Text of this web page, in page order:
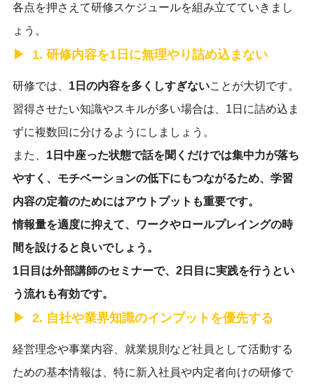
各点を押さえて研修スケジュールを組み立てていきまし
ょう。
1. 研修内容を1日に無理やり詰め込まない
研修では、 1日の内容を多くしすぎないことが大切です。
習得させたい知識やスキルが多い場合は、1日に詰め込ま
ずに複数回に分けるようにしましょう。
また、 1日中座った状態で話を聞くだけでは集中力が落ち
やすく、モチベーションの低下にもつながるため、学習
内容の定着のためにはアウトプットも重要です。
情報量を適度に抑えて、
ワークやロールプレイングの時
間を設けると良いでしょう。
1日目は外部講師のセミナーで、2日目に実践を行うとい
う流れも有効です。
2. 自社や業界知識のインプットを優先する
経営理念や事業内容、就業規則など社員として活動する
ための基本情報は、特に新入社員や内定者向けの研修で